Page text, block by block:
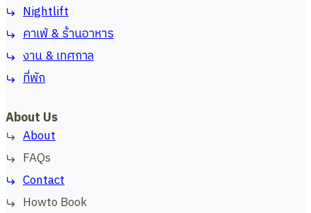
Nightlift
คาเฟ่ & ร้านอาหาร
งาน & เทศกาล
ที่พัก
About Us
About
FAQs
Contact
Howto Book